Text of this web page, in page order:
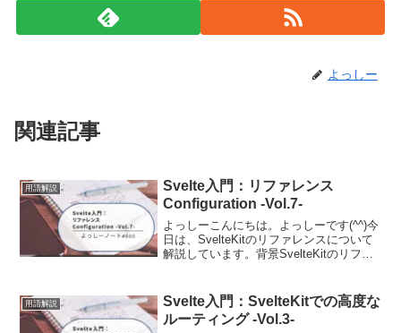
よっしー
関連記事
用語解説
Svelte入門：リファレンス
Configuration -Vol.7-
よっしーこんにちは。よっしーです(^^)今
日は、SvelteKitのリファレンスについて
解説しています。背景SvelteKitのリファ
に残しました。KitConfigk...
用語解説
Svelte入門：SvelteKitでの高度な
ルーティング -Vol.3-